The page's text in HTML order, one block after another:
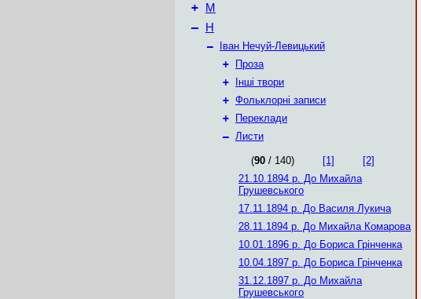
+ М
– Н
–
Іван Нечуй-Левицький
+
Проза
+
Інші твори
+ Фольклорні записи
+
Переклади
– Листи
(90 / 140) [1]
[2]
21.10.1894 р. До Михайла
Грушевського
17.11.1894 р. До Василя Лукича
28.11.1894 р. До Михайла Комарова
10.01.1896 р. До Бориса Грінченка
10.04.1897 р. До Бориса Грінченка
31.12.1897 р. До Михайла
Грушевського